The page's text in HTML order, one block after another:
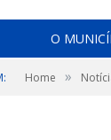
O
Home »